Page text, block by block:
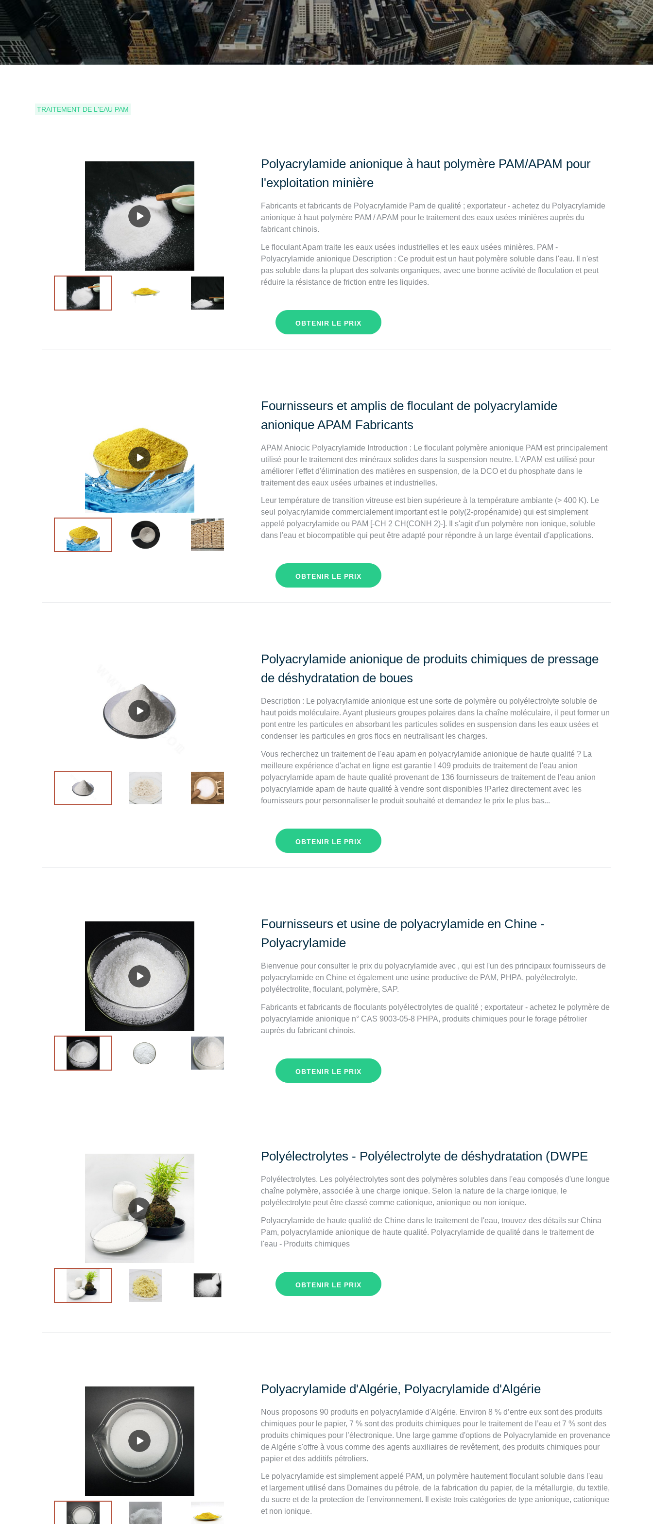
TRAITEMENT DE L'EAU PAM
Polyacrylamide anionique à haut polymère PAM/APAM pour
l'exploitation minière
Fabricants et fabricants de Polyacrylamide Pam de qualité ; exportateur - achetez du Polyacrylamide
anionique à haut polymère PAM / APAM pour le traitement des eaux usées minières auprès du
fabricant chinois.
Le floculant Apam traite les eaux usées industrielles et les eaux usées minières. PAM -
Polyacrylamide anionique Description : Ce produit est un haut polymère soluble dans l'eau. Il n'est
pas soluble dans la plupart des solvants organiques, avec une bonne activité de floculation et peut
réduire la résistance de friction entre les liquides.
OBTENIR LE PRIX
Fournisseurs et amplis de floculant de polyacrylamide
anionique APAM Fabricants
APAM Aniocic Polyacrylamide Introduction : Le floculant polymère anionique PAM est principalement
utilisé pour le traitement des minéraux solides dans la suspension neutre. L'APAM est utilisé pour
améliorer l'effet d'élimination des matières en suspension, de la DCO et du phosphate dans le
traitement des eaux usées urbaines et industrielles.
Leur température de transition vitreuse est bien supérieure à la température ambiante (> 400 K). Le
seul polyacrylamide commercialement important est le poly(2-propénamide) qui est simplement
appelé polyacrylamide ou PAM [-CH 2 CH(CONH 2)-]. Il s'agit d'un polymère non ionique, soluble
dans l'eau et biocompatible qui peut être adapté pour répondre à un large éventail d'applications.
OBTENIR LE PRIX
Polyacrylamide anionique de produits chimiques de pressage
de déshydratation de boues
Description : Le polyacrylamide anionique est une sorte de polymère ou polyélectrolyte soluble de
haut poids moléculaire. Ayant plusieurs groupes polaires dans la chaîne moléculaire, il peut former un
pont entre les particules en absorbant les particules solides en suspension dans les eaux usées et
condenser les particules en gros flocs en neutralisant les charges.
Vous recherchez un traitement de l'eau apam en polyacrylamide anionique de haute qualité ? La
meilleure expérience d'achat en ligne est garantie ! 409 produits de traitement de l'eau anion
polyacrylamide apam de haute qualité provenant de 136 fournisseurs de traitement de l'eau anion
polyacrylamide apam de haute qualité à vendre sont disponibles !Parlez directement avec les
fournisseurs pour personnaliser le produit souhaité et demandez le prix le plus bas...
OBTENIR LE PRIX
Fournisseurs et usine de polyacrylamide en Chine -
Polyacrylamide
Bienvenue pour consulter le prix du polyacrylamide avec , qui est l'un des principaux fournisseurs de
polyacrylamide en Chine et également une usine productive de PAM, PHPA, polyélectrolyte,
polyélectrolite, floculant, polymère, SAP.
Fabricants et fabricants de floculants polyélectrolytes de qualité ; exportateur - achetez le polymère de
polyacrylamide anionique n° CAS 9003-05-8 PHPA, produits chimiques pour le forage pétrolier
auprès du fabricant chinois.
OBTENIR LE PRIX
Polyélectrolytes - Polyélectrolyte de déshydratation (DWPE
Polyélectrolytes. Les polyélectrolytes sont des polymères solubles dans l'eau composés d'une longue
chaîne polymère, associée à une charge ionique. Selon la nature de la charge ionique, le
polyélectrolyte peut être classé comme cationique, anionique ou non ionique.
Polyacrylamide de haute qualité de Chine dans le traitement de l'eau, trouvez des détails sur China
Pam, polyacrylamide anionique de haute qualité. Polyacrylamide de qualité dans le traitement de
l'eau - Produits chimiques
OBTENIR LE PRIX
Polyacrylamide d'Algérie, Polyacrylamide d'Algérie
Nous proposons 90 produits en polyacrylamide d'Algérie. Environ 8 % d’entre eux sont des produits
chimiques pour le papier, 7 % sont des produits chimiques pour le traitement de l’eau et 7 % sont des
produits chimiques pour l’électronique. Une large gamme d'options de Polyacrylamide en provenance
de Algérie s'offre à vous comme des agents auxiliaires de revêtement, des produits chimiques pour
papier et des additifs pétroliers.
Le polyacrylamide est simplement appelé PAM, un polymère hautement floculant soluble dans l'eau
et largement utilisé dans Domaines du pétrole, de la fabrication du papier, de la métallurgie, du textile,
du sucre et de la protection de l'environnement. Il existe trois catégories de type anionique, cationique
et non ionique.